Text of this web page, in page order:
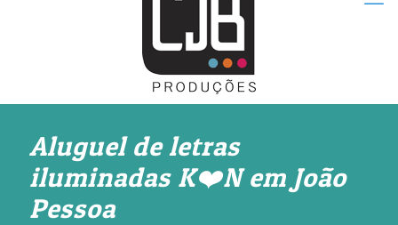
Aluguel de letras
iluminadas K❤️N em João
Pessoa